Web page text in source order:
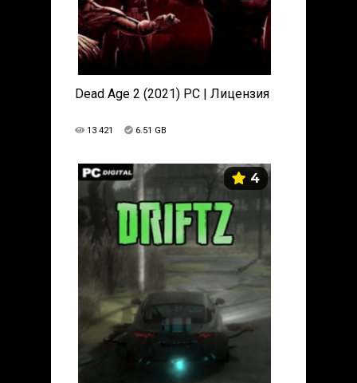
Dead Age 2 (2021) PC | Лицензия
13 421 6.51 GB
4